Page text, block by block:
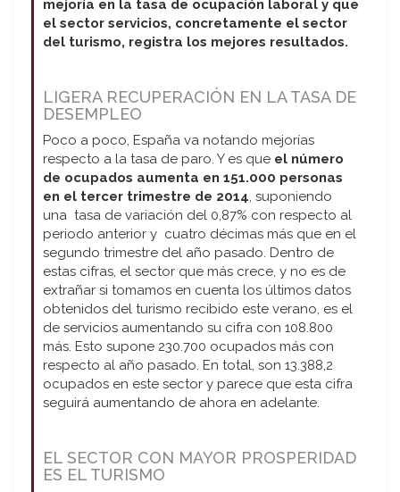
mejoría en la tasa de ocupación laboral y que
el sector servicios, concretamente el sector
del turismo, registra los mejores resultados.
LIGERA RECUPERACIÓN EN LA TASA DE
DESEMPLEO
Poco a poco, España va notando mejorías
respecto a la tasa de paro. Y es que el número
de ocupados aumenta en 151.000 personas
en el tercer trimestre de 2014, suponiendo
una tasa de variación del 0,87% con respecto al
periodo anterior y cuatro décimas más que en el
segundo trimestre del año pasado. Dentro de
estas cifras, el sector que más crece, y no es de
extrañar si tomamos en cuenta los últimos datos
obtenidos del turismo recibido este verano, es el
de servicios aumentando su cifra con 108.800
más. Esto supone 230.700 ocupados más con
respecto al año pasado. En total, son 13.388,2
ocupados en este sector y parece que esta cifra
seguirá aumentando de ahora en adelante.
EL SECTOR CON MAYOR PROSPERIDAD
ES EL TURISMO